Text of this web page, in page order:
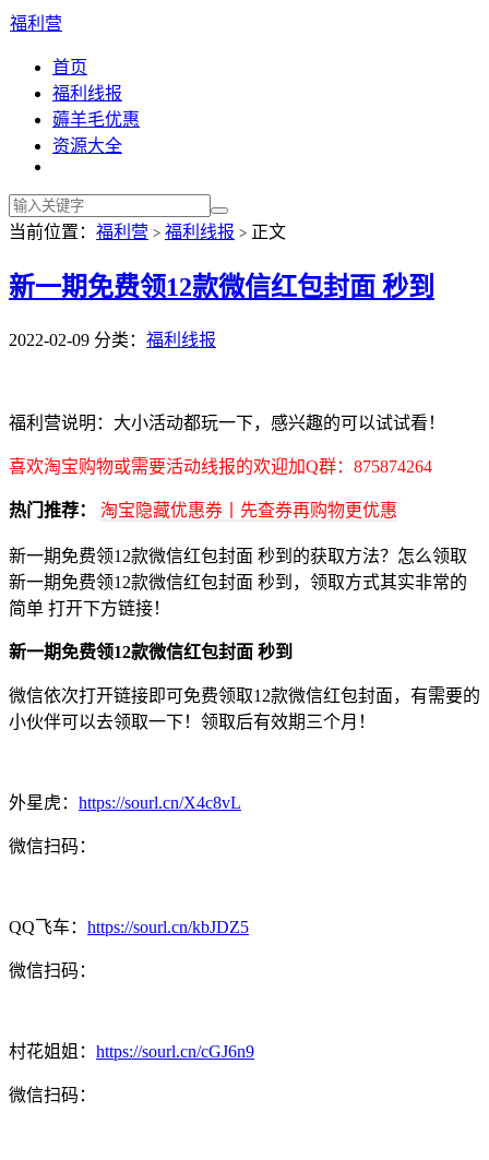
福利营
首页
福利线报
薅羊毛优惠
资源大全
当前位置： 福利营 > 福利线报 > 正文
新一期免费领12款微信红包封面 秒到
2022-02-09 分类： 福利线报
福利营说明：大小活动都玩一下，感兴趣的可以试试看！
喜欢淘宝购物或需要活动线报的欢迎加Q群：875874264
热门推荐： 淘宝隐藏优惠券丨先查券再购物更优惠
新一期免费领12款微信红包封面 秒到的获取方法？怎么领取
新一期免费领12款微信红包封面 秒到，领取方式其实非常的
简单 打开下方链接！
新一期免费领12款微信红包封面 秒到
微信依次打开链接即可免费领取12款微信红包封面，有需要的
小伙伴可以去领取一下！领取后有效期三个月！
外星虎： https://sourl.cn/X4c8vL
微信扫码：
QQ飞车： https://sourl.cn/kbJDZ5
微信扫码：
村花姐姐： https://sourl.cn/cGJ6n9
微信扫码：